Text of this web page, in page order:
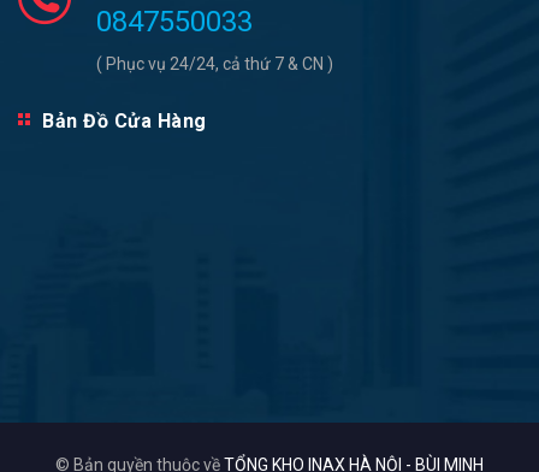
0847550033
( Phục vụ 24/24, cả thứ 7 & CN )
Bản Đồ Cửa Hàng
© Bản quyền thuộc vềTỔNG KHO INAX HÀ NỘI - BÙI MINH